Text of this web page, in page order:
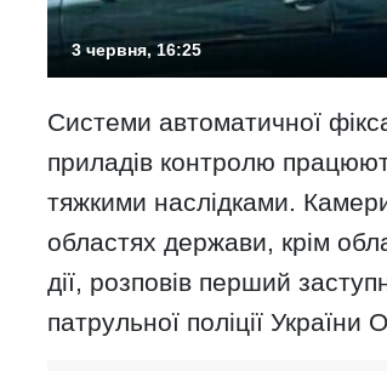
3 червня, 16:25
Системи автоматичної
приладів контролю
тяжкими наслідками.
областях держави, крім
дії, розповів перший
патрульної поліції України